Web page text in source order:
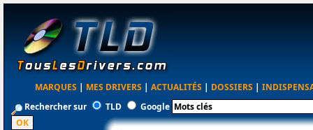
MARQUES | MES DRIVERS | ACTUALITÉS | DOSSIERS |
Rechercher sur
TLD Google